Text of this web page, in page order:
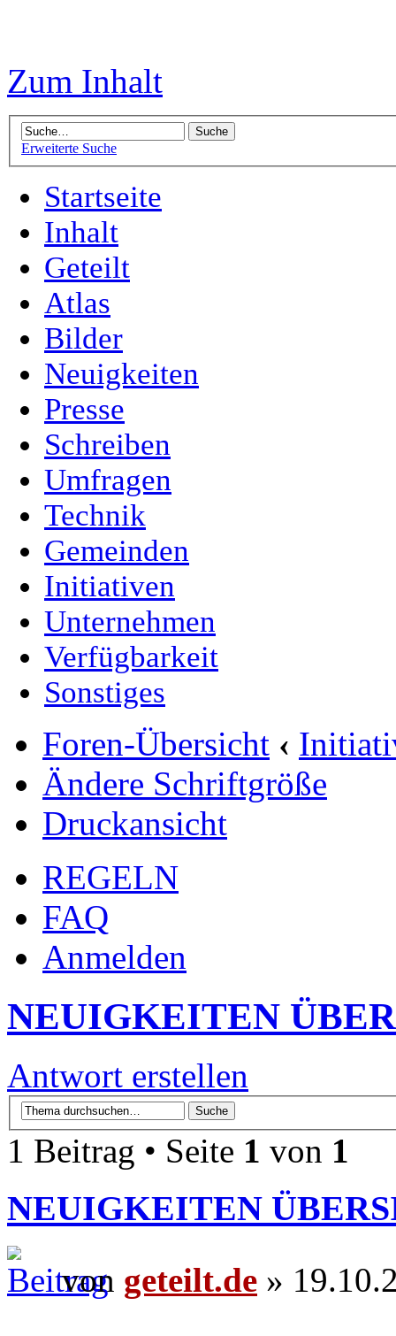
Zum Inhalt
Erweiterte Suche
Startseite
Inhalt
Geteilt
Atlas
Bilder
Neuigkeiten
Presse
Schreiben
Umfragen
Technik
Gemeinden
Initiativen
Unternehmen
Verfügbarkeit
Sonstiges
Foren-Übersicht ‹
Ändere Schriftgröße
Druckansicht
REGELN
FAQ
Anmelden
NEUIGKEITEN
Antwort erstellen
1 Beitrag • Seite 1 von 1
NEUIGKEITEN
von geteilt.de »